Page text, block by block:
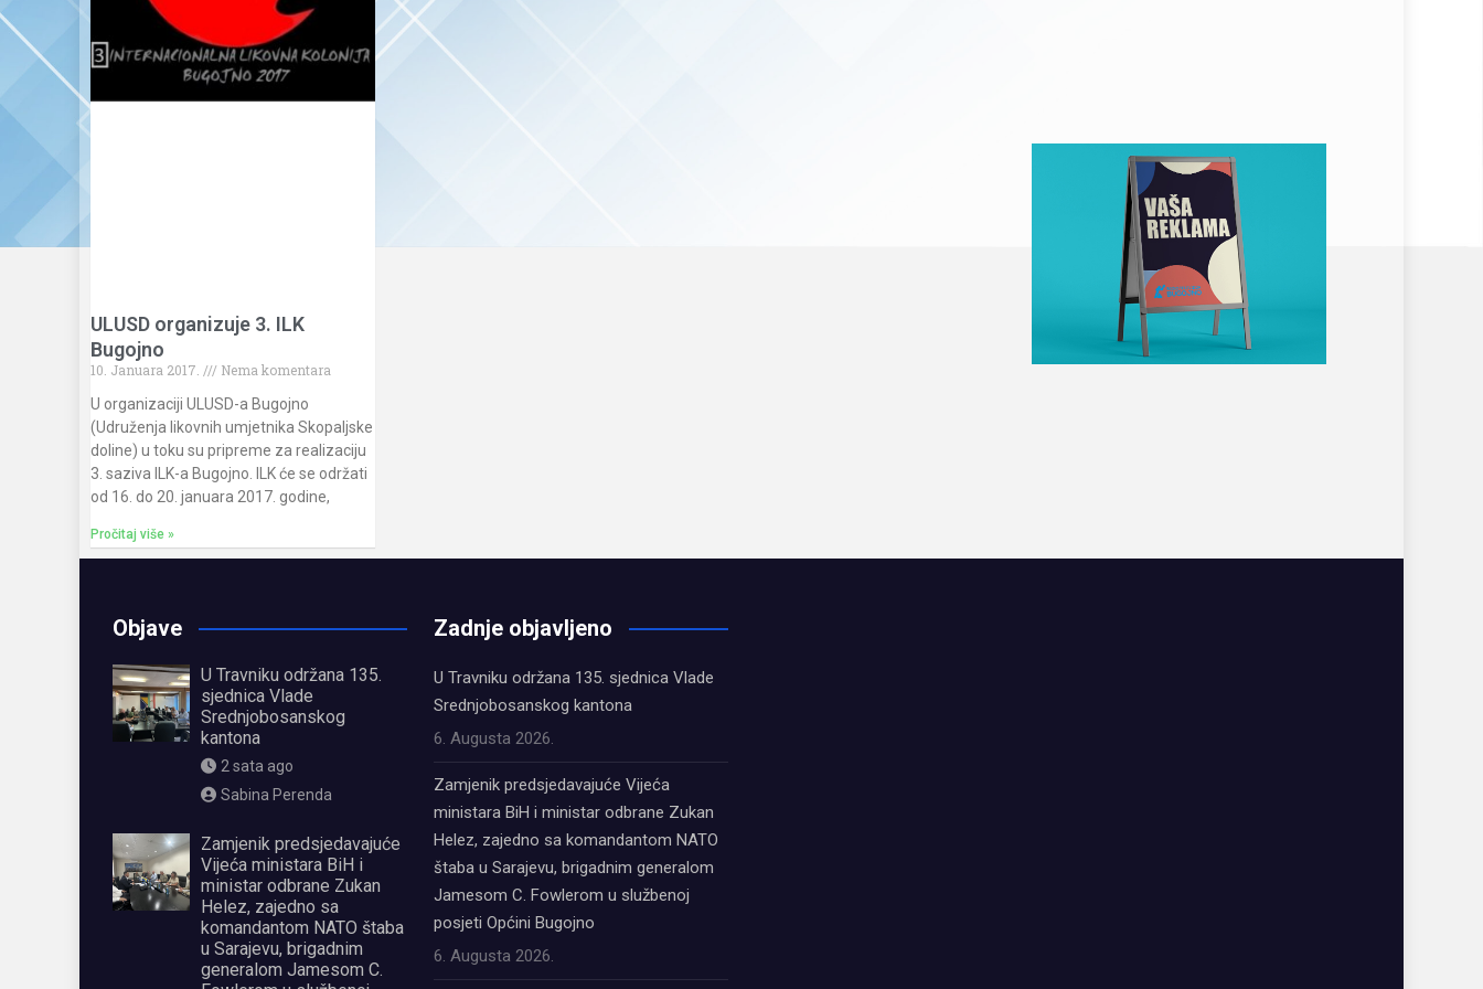
ULUSD organizuje 3. ILK
Bugojno
10. Januara 2017.
Nema komentara
U organizaciji ULUSD-a Bugojno
(Udruženja likovnih umjetnika Skopaljske
doline) u toku su pripreme za realizaciju
3. saziva ILK-a Bugojno. ILK će se održati
od 16. do 20. januara 2017. godine,
Pročitaj više »
Objave
U Travniku održana 135.
sjednica Vlade
Srednjobosanskog
kantona
2 sata ago
Sabina Perenda
Zamjenik predsjedavajuće
Vijeća ministara BiH i
ministar odbrane Zukan
Helez, zajedno sa
komandantom NATO štaba
u Sarajevu, brigadnim
generalom Jamesom C.
Zadnje objavljeno
U Travniku održana 135. sjednica Vlade
Srednjobosanskog kantona
6. Augusta 2026.
Zamjenik predsjedavajuće Vijeća
ministara BiH i ministar odbrane Zukan
Helez, zajedno sa komandantom NATO
štaba u Sarajevu, brigadnim generalom
Jamesom C. Fowlerom u službenoj
posjeti Općini Bugojno
6. Augusta 2026.